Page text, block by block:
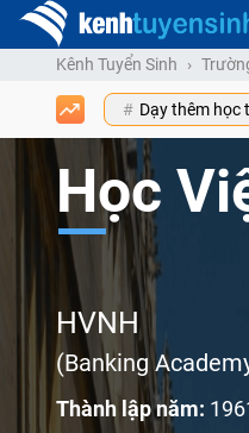
Kênh Tuyển Sinh
Dạy thêm học
Học
HVNH
(Banking
Thành lập năm: